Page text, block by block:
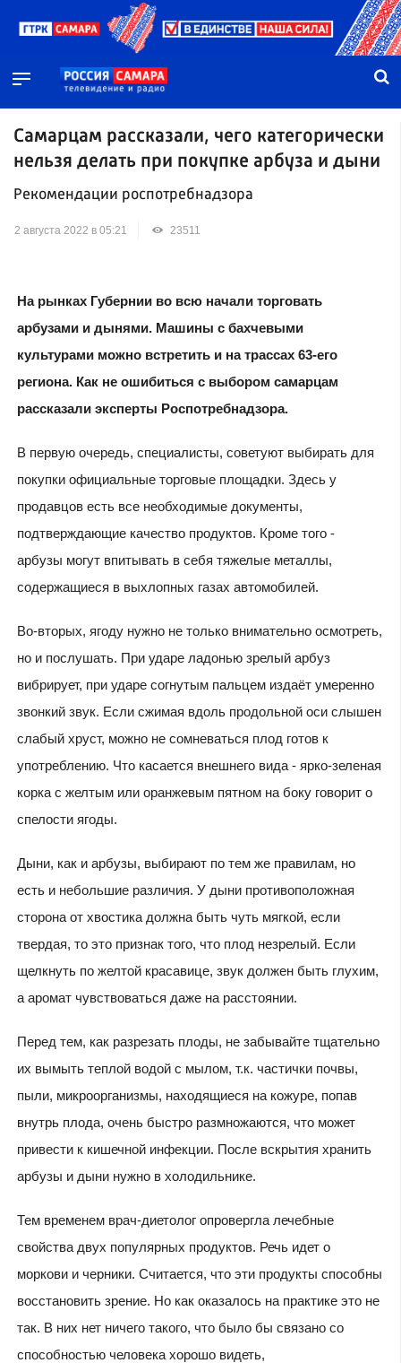
Самарцам рассказали, чего категорически
нельзя делать при покупке арбуза и дыни
Рекомендации роспотребнадзора
2 августа 2022 в 05:21 23511
На рынках Губернии во всю начали торговать
арбузами и дынями. Машины с бахчевыми
культурами можно встретить и на трассах 63-его
региона. Как не ошибиться с выбором самарцам
рассказали эксперты Роспотребнадзора.
В первую очередь, специалисты, советуют выбирать для
покупки официальные торговые площадки. Здесь у
продавцов есть все необходимые документы,
подтверждающие качество продуктов. Кроме того -
арбузы могут впитывать в себя тяжелые металлы,
содержащиеся в выхлопных газах автомобилей.
Во-вторых, ягоду нужно не только внимательно осмотреть,
но и послушать. При ударе ладонью зрелый арбуз
вибрирует, при ударе согнутым пальцем издаёт умеренно
звонкий звук. Если сжимая вдоль продольной оси слышен
слабый хруст, можно не сомневаться плод готов к
употреблению. Что касается внешнего вида - ярко-зеленая
корка с желтым или оранжевым пятном на боку говорит о
спелости ягоды.
Дыни, как и арбузы, выбирают по тем же правилам, но
есть и небольшие различия. У дыни противоположная
сторона от хвостика должна быть чуть мягкой, если
твердая, то это признак того, что плод незрелый. Если
щелкнуть по желтой красавице, звук должен быть глухим,
а аромат чувствоваться даже на расстоянии.
Перед тем, как разрезать плоды, не забывайте тщательно
их вымыть теплой водой с мылом, т.к. частички почвы,
пыли, микроорганизмы, находящиеся на кожуре, попав
внутрь плода, очень быстро размножаются, что может
привести к кишечной инфекции. После вскрытия хранить
арбузы и дыни нужно в холодильнике.
Тем временем врач-диетолог опровергла лечебные
свойства двух популярных продуктов. Речь идет о
моркови и черники. Считается, что эти продукты способны
восстановить зрение. Но как оказалось на практике это не
так. В них нет ничего такого, что было бы связано со
способностью человека хорошо видеть,